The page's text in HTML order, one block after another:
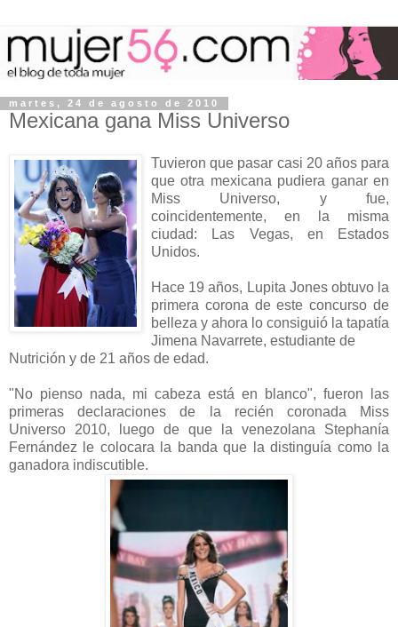
martes, 24 de agosto de 2010
Mexicana gana Miss Universo
Tuvieron que pasar casi 20 años para
que otra mexicana pudiera ganar en
Miss Universo, y fue,
coincidentemente, en la misma
ciudad: Las Vegas, en Estados
Unidos.
Hace 19 años, Lupita Jones obtuvo la
primera corona de este concurso de
belleza y ahora lo consiguió la tapatía
Jimena Navarrete, estudiante de
Nutrición y de 21 años de edad.
"No pienso nada, mi cabeza está en blanco", fueron las
primeras declaraciones de la recién coronada Miss
Universo 2010, luego de que la venezolana Stephanía
Fernández le colocara la banda que la distinguía como la
ganadora indiscutible.